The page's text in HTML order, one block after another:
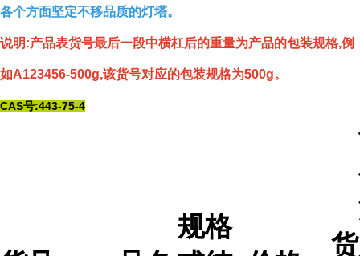
各个方面坚定不移品质的灯塔。
说明:产品表货号最后一段中横杠后的重量为产品的包装规格,例
如A123456-500g,该货号对应的包装规格为500g。
CAS号:443-75-4
规格
货